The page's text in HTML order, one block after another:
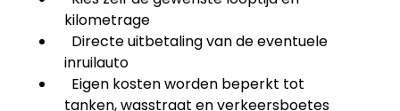
kilometrage
Directe uitbetaling van de eventuele
inruilauto
Eigen kosten worden beperkt tot
tanken, wasstraat en verkeersboetes